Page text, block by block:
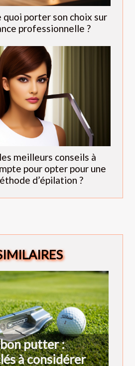
quoi porter son choix sur
professionnelle ?
meilleurs conseils à
pour opter pour une
d’épilation ?
putter :
à considérer